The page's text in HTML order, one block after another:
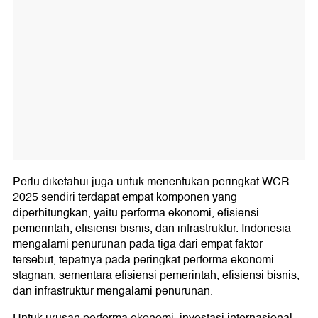
Perlu diketahui juga untuk menentukan peringkat WCR
2025 sendiri terdapat empat komponen yang
diperhitungkan, yaitu performa ekonomi, efisiensi
pemerintah, efisiensi bisnis, dan infrastruktur. Indonesia
mengalami penurunan pada tiga dari empat faktor
tersebut, tepatnya pada peringkat performa ekonomi
stagnan, sementara efisiensi pemerintah, efisiensi bisnis,
dan infrastruktur mengalami penurunan.